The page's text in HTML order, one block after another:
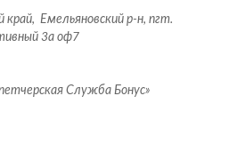
край, Емельяновский р-н, пгт.
3а оф7
Служба Бонус»